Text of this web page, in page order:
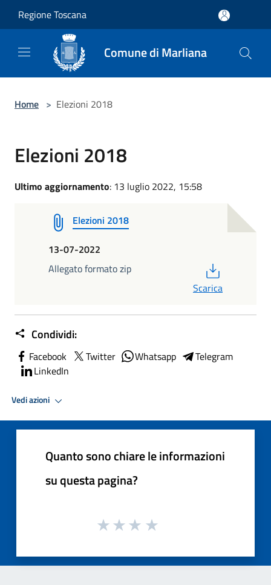
Regione Toscana
Comune di Marliana
Home > Elezioni 2018
Elezioni 2018
Ultimo aggiornamento: 13 luglio 2022, 15:58
Elezioni 2018
13-07-2022
Allegato formato zip
Scarica
Condividi:
Facebook Twitter Whatsapp
Telegram
LinkedIn
Vedi azioni
Quanto sono chiare le informazioni
su questa pagina?